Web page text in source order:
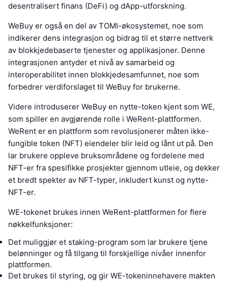
desentralisert finans (DeFi) og dApp-utforskning.
WeBuy er også en del av TOMI-økosystemet, noe som
indikerer dens integrasjon og bidrag til et større nettverk
av blokkjedebaserte tjenester og applikasjoner. Denne
integrasjonen antyder et nivå av samarbeid og
interoperabilitet innen blokkjedesamfunnet, noe som
forbedrer verdiforslaget til WeBuy for brukerne.
Videre introduserer WeBuy en nytte-token kjent som WE,
som spiller en avgjørende rolle i WeRent-plattformen.
WeRent er en plattform som revolusjonerer måten ikke-
fungible token (NFT) eiendeler blir leid og lånt ut på. Den
lar brukere oppleve bruksområdene og fordelene med
NFT-er fra spesifikke prosjekter gjennom utleie, og dekker
et bredt spekter av NFT-typer, inkludert kunst og nytte-
NFT-er.
WE-tokenet brukes innen WeRent-plattformen for flere
nøkkelfunksjoner:
Det muliggjør et staking-program som lar brukere tjene
belønninger og få tilgang til forskjellige nivåer innenfor
plattformen.
Det brukes til styring, og gir WE-tokeninnehavere makten